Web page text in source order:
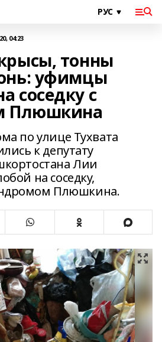
04:23
тонны
уфимцы
соседку с
Плюшкина
по улице Тухвата
к депутату
Лии
на соседку,
Плюшкина.